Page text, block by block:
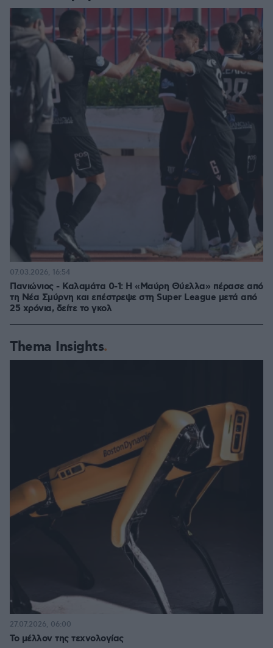
Πανιώνιος - Καλαμάτα 0-1: Η «Μαύρη Θύελλα» πέρασε από
τη Νέα Σμύρνη και επέστρεψε στη Super League μετά από
25 χρόνια, δείτε το γκολ
07.03.2026, 16:54
Thema Insights
Το μέλλον της τεχνολογίας
27.07.2026, 06:00